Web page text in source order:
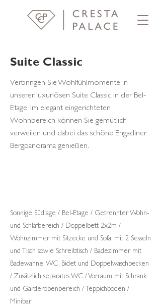
Suite Classic
Verbringen Sie Wohlfühlmomente in
unserer luxuriösen Suite Classic in der Bel-
Etage. Im elegant eingerichteten
Wohnbereich können Sie gemütlich
verweilen und dabei das schöne Engadiner
Bergpanorama genießen.
Sonnige Südlage / Bel-Etage / Getrennter Wohn-
und Schlafbereich / Doppelbett 2x2m /
Wohnzimmer mit Sitzecke und Sofa, mit 2 Sesseln
und Tisch sowie Schreibtisch / Badezimmer mit
Badewanne, WC, Bidet und Doppelwaschbecken
/ Zusätzlich separates WC / Vorraum mit Schrank
und Garderobenbereich / Teppichboden /
Minibar